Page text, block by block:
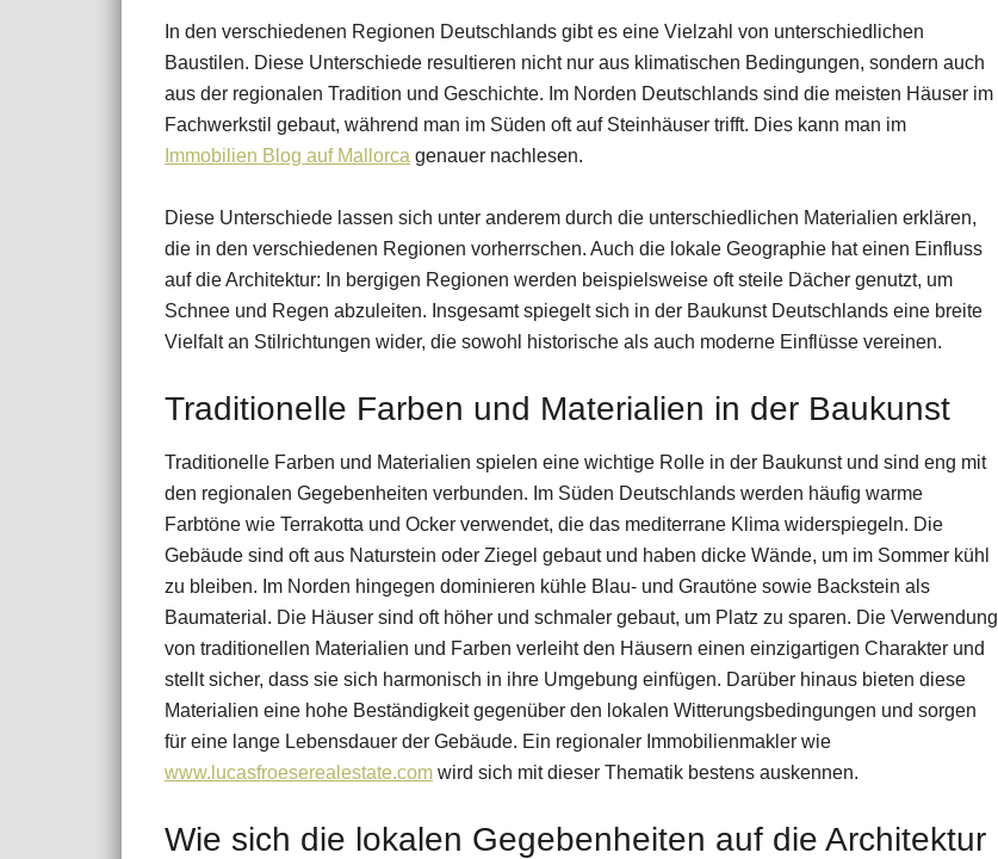
In den verschiedenen Regionen Deutschlands gibt es eine Vielzahl von unterschiedlichen
Baustilen. Diese Unterschiede resultieren nicht nur aus klimatischen Bedingungen, sondern auch
aus der regionalen Tradition und Geschichte. Im Norden Deutschlands sind die meisten Häuser im
Fachwerkstil gebaut, während man im Süden oft auf Steinhäuser trifft. Dies kann man im
Immobilien Blog auf Mallorca genauer nachlesen.
Diese Unterschiede lassen sich unter anderem durch die unterschiedlichen Materialien erklären,
die in den verschiedenen Regionen vorherrschen. Auch die lokale Geographie hat einen Einfluss
auf die Architektur: In bergigen Regionen werden beispielsweise oft steile Dächer genutzt, um
Schnee und Regen abzuleiten. Insgesamt spiegelt sich in der Baukunst Deutschlands eine breite
Vielfalt an Stilrichtungen wider, die sowohl historische als auch moderne Einflüsse vereinen.
Traditionelle Farben und Materialien in der Baukunst
Traditionelle Farben und Materialien spielen eine wichtige Rolle in der Baukunst und sind eng mit
den regionalen Gegebenheiten verbunden. Im Süden Deutschlands werden häufig warme
Farbtöne wie Terrakotta und Ocker verwendet, die das mediterrane Klima widerspiegeln. Die
Gebäude sind oft aus Naturstein oder Ziegel gebaut und haben dicke Wände, um im Sommer kühl
zu bleiben. Im Norden hingegen dominieren kühle Blau- und Grautöne sowie Backstein als
Baumaterial. Die Häuser sind oft höher und schmaler gebaut, um Platz zu sparen. Die Verwendung
von traditionellen Materialien und Farben verleiht den Häusern einen einzigartigen Charakter und
stellt sicher, dass sie sich harmonisch in ihre Umgebung einfügen. Darüber hinaus bieten diese
Materialien eine hohe Beständigkeit gegenüber den lokalen Witterungsbedingungen und sorgen
für eine lange Lebensdauer der Gebäude. Ein regionaler Immobilienmakler wie
www.lucasfroeserealestate.com wird sich mit dieser Thematik bestens auskennen.
Wie sich die lokalen Gegebenheiten auf die Architektur